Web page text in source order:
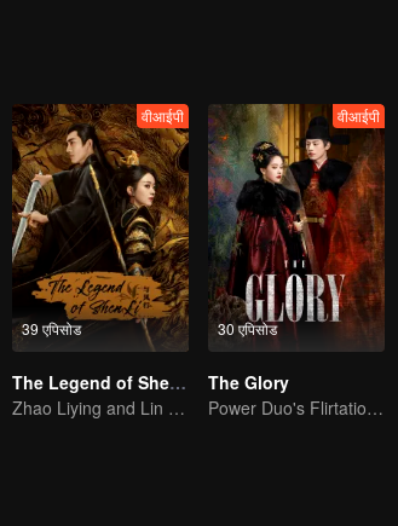
39 एपिसोड
वीआईपी
The Legend of ShenLi
Zhao Liying and Lin Gengxin Cooperate Again
30 एपिसोड
वीआईपी
The Glory
Power Duo's Flirtatious Game: Unraveling the Conspiracy